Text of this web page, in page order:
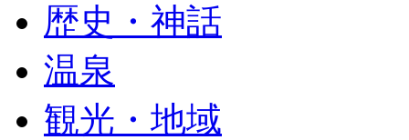
歴史・神話
温泉
観光・地域